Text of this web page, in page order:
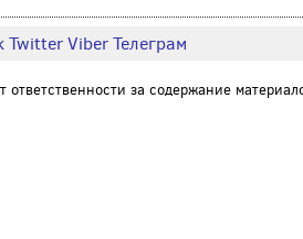
TwitterViberТелеграм
ответственности за содержание